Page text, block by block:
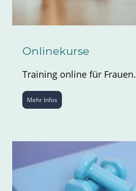
Onlinekurse
Training online für Frauen.
Mehr Infos